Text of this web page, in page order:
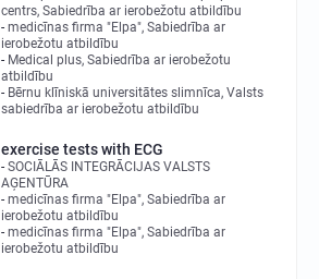
centrs, Sabiedrība ar ierobežotu atbildību
medicīnas firma "Elpa", Sabiedrība ar
ierobežotu atbildību
Medical plus, Sabiedrība ar ierobežotu
atbildību
Bērnu klīniskā universitātes slimnīca, Valsts
sabiedrība ar ierobežotu atbildību
exercise tests with ECG
SOCIĀLĀS INTEGRĀCIJAS VALSTS
AĢENTŪRA
medicīnas firma "Elpa", Sabiedrība ar
ierobežotu atbildību
medicīnas firma "Elpa", Sabiedrība ar
ierobežotu atbildību